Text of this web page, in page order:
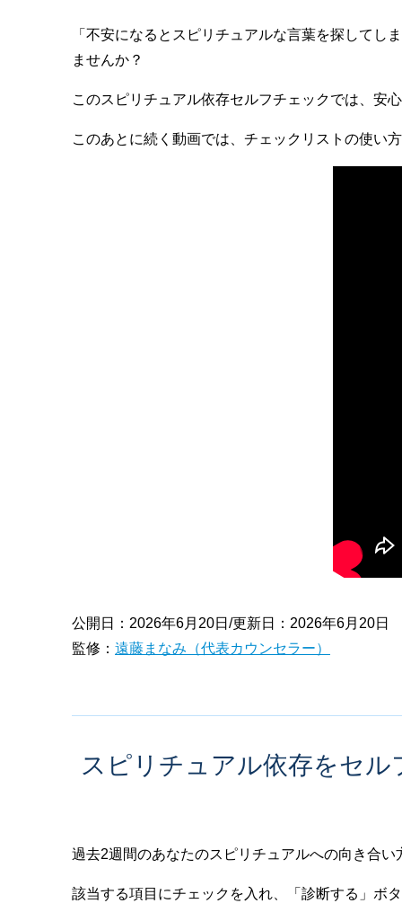
「不安になるとスピリチュアルな言葉を探して
ませんか？
このスピリチュアル依存セルフチェックでは、安
このあとに続く動画では、チェックリストの使い
公開日：2026年6月20日/更新日：2026年6月20日
監修： 遠藤まなみ（代表カウンセラー）
スピリチュアル依存をセ
過去2週間のあなたのスピリチュアルへの向き合
該当する項目にチェックを入れ、「診断する」ボ